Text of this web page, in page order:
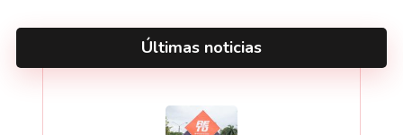
Últimas noticias